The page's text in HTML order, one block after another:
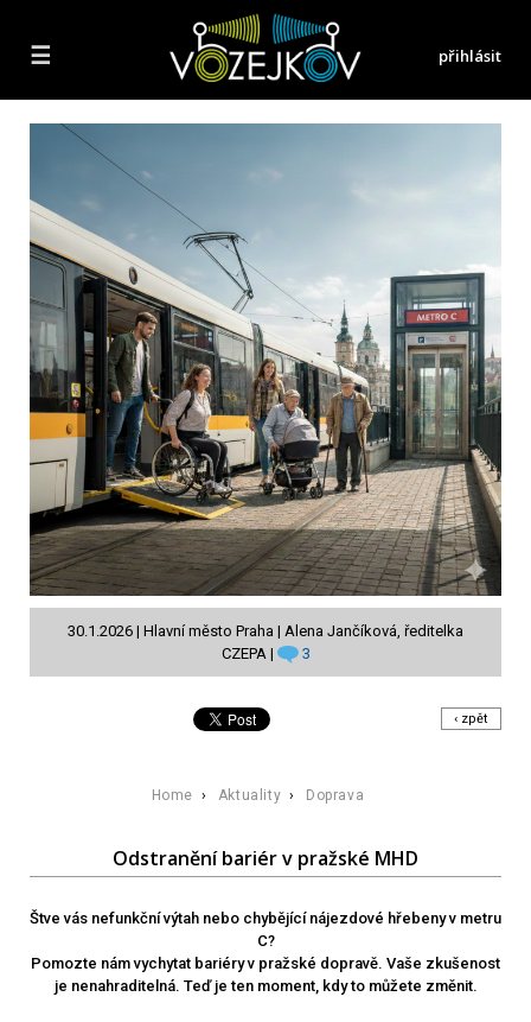
☰ přihlásit
30.1.2026 | Hlavní město Praha | Alena Jančíková, ředitelka
CZEPA |
3
‹ zpět
Home › Aktuality › Doprava
Odstranění bariér v pražské MHD
​​​​​​​Štve vás nefunkční výtah nebo chybějící nájezdové hřebeny v metru
C?
Pomozte nám vychytat bariéry v pražské dopravě. Vaše zkušenost
je nenahraditelná. Teď je ten moment, kdy to můžete změnit.